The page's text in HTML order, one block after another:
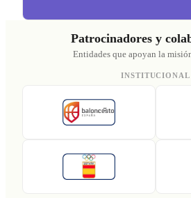
Patrocinadores y
Entidades que apoyan la
INSTITUCIONAL